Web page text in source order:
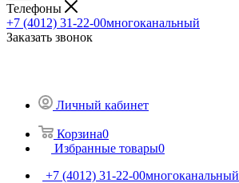
Телефоны
+7 (4012) 31-22-00многоканальный
Заказать звонок
Личный кабинет
Корзина0
Избранные товары0
+7 (4012) 31-22-00многоканальный